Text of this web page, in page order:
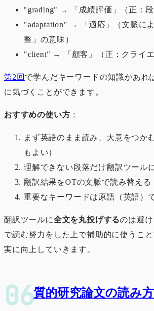
"grading" → 「成績評価」（正：段
"adaptation" → 「適応」（文脈に
整」の意味）
"client" → 「顧客」（正：クライエ
第2回 で学んだキーワードの知識があれ
に気づくことができます。
おすすめの使い方 ：
まず英語のまま読み、大意をつか
もよい）
理解できない段落だけ翻訳ツール
翻訳結果をOTの文脈で読み替える
重要なキーワードは原語（英語）
翻訳ツールに全文を丸投げするのは避
で読む努力をした上で補助的に使うこ
実に向上していきます。
質的研究論文の読み方